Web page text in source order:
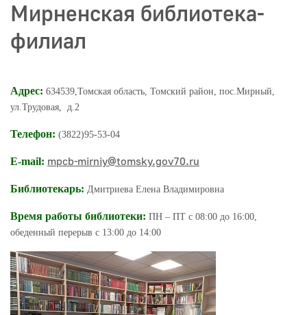
Мирненская библиотека-
филиал
Адрес: 634539,Томская область, Томский район, пос.Мирный,
ул.Трудовая, д.2
Телефон: (3822)95-53-04
E-mail: mpcb-mirniy@tomsky.gov70.ru
Библиотекарь: Дмитриева Елена Владимировна
Время работы библиотеки: ПН – ПТ с 08:00 до 16:00,
обеденный перерыв с 13:00 до 14:00